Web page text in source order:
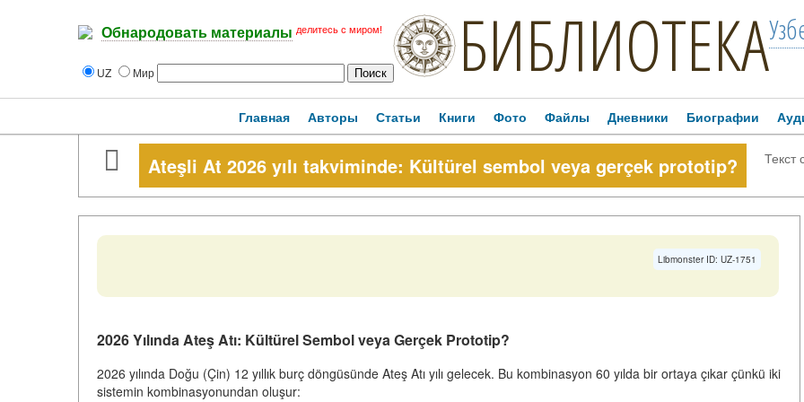
Обнародовать материалы делитесь с миром!
UZ Мир БИБЛИОТЕКА
Главная Авторы Статьи Книги Фото Файлы Дневники Биографии
Ateşli At 2026 yılı takviminde: Kültürel sembol veya gerçek prototip? Текст
Libmonster ID: UZ-1751
2026 Yılında Ateş Atı: Kültürel Sembol veya Gerçek Prototip?
2026 yılında Doğu (Çin) 12 yıllık burç döngüsünde Ateş Atı yılı gelecek. Bu kombinasyon 60 yılda bir ortaya çıkar çünkü iki
sistemin kombinasyonundan oluşur: